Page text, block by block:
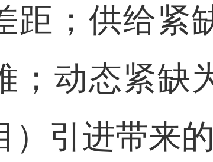
距；供给紧
；动态紧缺
）引进带来